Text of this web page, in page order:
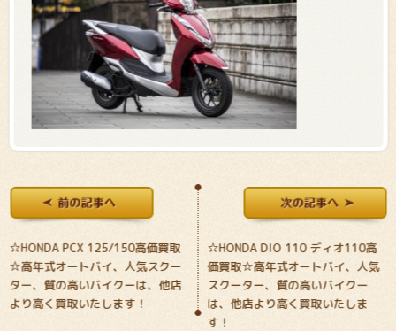
☆HONDA PCX 125/150高価買取
☆高年式オートバイ、人気スクー
ター、質の高いバイクーは、他店
より高く買取いたします！
☆HONDA DIO 110 ディオ110高
価買取☆高年式オートバイ、人気
スクーター、質の高いバイクー
は、他店より高く買取いたしま
す！